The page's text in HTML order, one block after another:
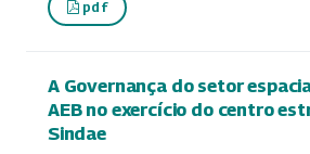
pdf
A Governança do setor
AEB no exercício do centro
Sindae